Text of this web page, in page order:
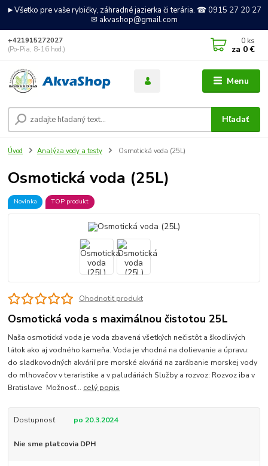
►Všetko pre vaše rybičky, záhradné jazierka či terária. ☎ 0915 27 20 27
✉ akvashop@gmail.com
Menu
Hľadať
+421915272027
(Po-Pia, 8-16 hod.)
0 ks
za 0 €
Úvod Analýza vody a testy Osmotická voda (25L)
Osmotická voda (25L)
Novinka TOP produkt
Ohodnotiť produkt
Osmotická voda s maximálnou čistotou 25L
Naša osmotická voda je voda zbavená všetkých nečistôt a škodlivých
látok ako aj vodného kameňa. Voda je vhodná na dolievanie a úpravu:
do sladkovodných akvárií pre morské akváriá na zarábanie morskej vody
do mlhovačov v teraristike a v paludáriách Služby a rozvoz: Rozvoz iba v
Bratislave Možnosť... celý popis
Dostupnosť po 20.3.2024
Nie sme platcovia DPH